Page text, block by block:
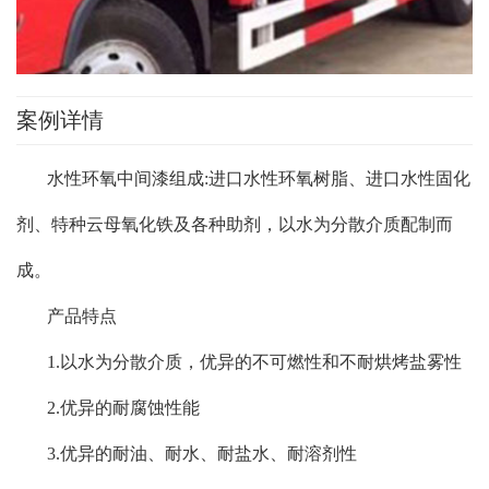
案例详情
水性环氧中间漆组成:进口水性环氧树脂、进口水性固化
剂、特种云母氧化铁及各种助剂，以水为分散介质配制而
成。
产品特点
1.以水为分散介质，优异的不可燃性和不耐烘烤盐雾性
2.优异的耐腐蚀性能
3.优异的耐油、耐水、耐盐水、耐溶剂性